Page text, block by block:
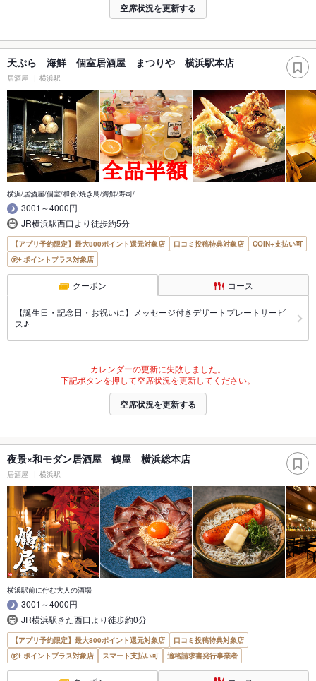
空席状況を更新する
天ぷら 海鮮 個室居酒屋 まつりや 横浜駅本店
居酒屋 横浜駅
横浜/居酒屋/個室/和食/焼き鳥/海鮮/寿司/
3001～4000円
JR横浜駅西口より徒歩約5分
【アプリ予約限定】最大800ポイント還元対象店 口コミ投稿特典対象店
COIN+支払い可
ポイントプラス対象店
クーポン コース
【誕生日・記念日・お祝いに】メッセージ付きデザートプレートサービ
ス♪
カレンダーの更新に失敗しました。
下記ボタンを押して空席状況を更新してください。
空席状況を更新する
夜景×和モダン居酒屋 鶴屋 横浜総本店
居酒屋 横浜駅
横浜駅前に佇む大人の酒場
3001～4000円
JR横浜駅きた西口より徒歩約0分
【アプリ予約限定】最大800ポイント還元対象店
口コミ投稿特典対象店
ポイントプラス対象店
スマート支払い可 適格請求書発行事業者